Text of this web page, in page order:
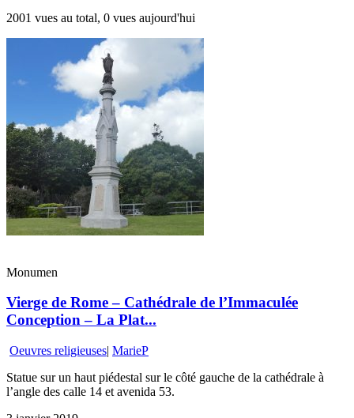
2001 vues au total, 0 vues aujourd'hui
Monumen
Vierge de Rome – Cathédrale de l’Immaculée
Conception – La Plat...
Oeuvres religieuses| MarieP
Statue sur un haut piédestal sur le côté gauche de la cathédrale à
l’angle des calle 14 et avenida 53.